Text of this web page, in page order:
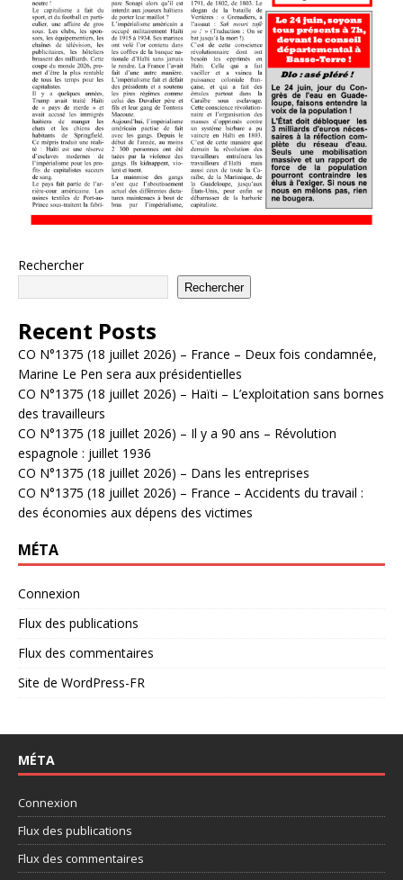
Rechercher
Rechercher
Recent Posts
CO N°1375 (18 juillet 2026) – France – Deux fois condamnée,
Marine Le Pen sera aux présidentielles
CO N°1375 (18 juillet 2026) – Haïti – L’exploitation sans bornes
des travailleurs
CO N°1375 (18 juillet 2026) – Il y a 90 ans – Révolution
espagnole : juillet 1936
CO N°1375 (18 juillet 2026) – Dans les entreprises
CO N°1375 (18 juillet 2026) – France – Accidents du travail :
des économies aux dépens des victimes
MÉTA
Connexion
Flux des publications
Flux des commentaires
Site de WordPress-FR
MÉTA
Connexion
Flux des publications
Flux des commentaires